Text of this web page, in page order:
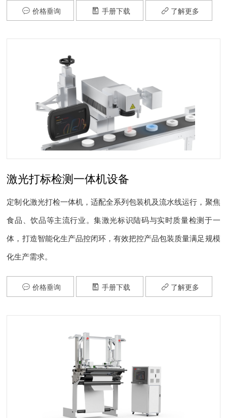
 价格垂询  手册下载  了解更多
激光打标检测一体机设备
定制化激光打检一体机，适配全系列包装机及流水线运行，聚焦
食品、饮品等主流行业。集激光标识陆码与实时质量检测于一
体，打造智能化生产品控闭环，有效把控产品包装质量满足规模
化生产需求。
 价格垂询  手册下载  了解更多